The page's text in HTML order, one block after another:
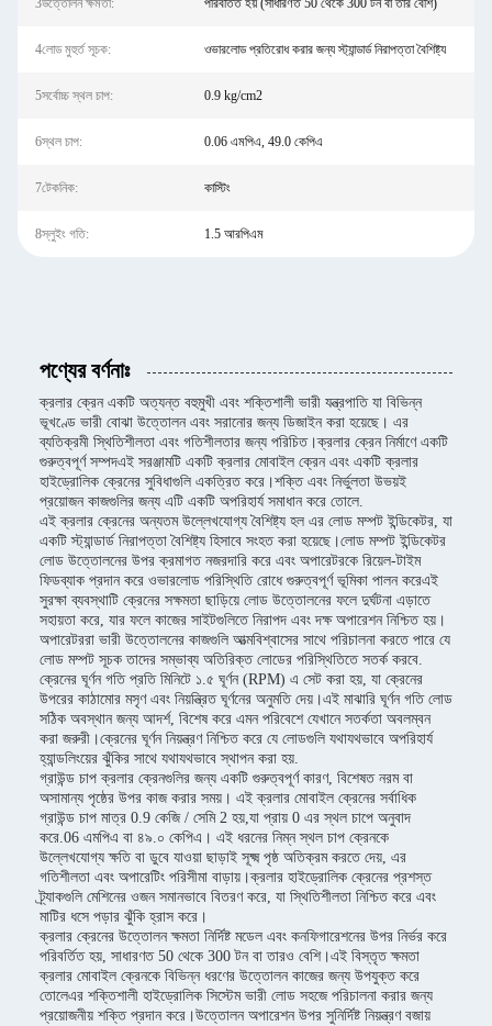
3উত্তোলন ক্ষমতা: পরিবর্তিত হয় (সাধারণত 50 থেকে 300 টন বা তার বেশি)
4লোড মুহুর্ত সূচক: ওভারলোড প্রতিরোধ করার জন্য স্ট্যান্ডার্ড নিরাপত্তা বৈশিষ্ট্য
5সর্বোচ্চ স্থল চাপ: 0.9 kg/cm2
6স্থল চাপ: 0.06 এমপিএ, 49.0 কেপিএ
7টেকনিক: কাস্টিং
8স্লুইং গতি: 1.5 আরপিএম
পণ্যের বর্ণনাঃ
ক্রলার ক্রেন একটি অত্যন্ত বহুমুখী এবং শক্তিশালী ভারী যন্ত্রপাতি যা বিভিন্ন
ভূখণ্ডে ভারী বোঝা উত্তোলন এবং সরানোর জন্য ডিজাইন করা হয়েছে। এর
ব্যতিক্রমী স্থিতিশীলতা এবং গতিশীলতার জন্য পরিচিত।ক্রলার ক্রেন নির্মাণে একটি
গুরুত্বপূর্ণ সম্পদএই সরঞ্জামটি একটি ক্রলার মোবাইল ক্রেন এবং একটি ক্রলার
হাইড্রোলিক ক্রেনের সুবিধাগুলি একত্রিত করে।শক্তি এবং নির্ভুলতা উভয়ই
প্রয়োজন কাজগুলির জন্য এটি একটি অপরিহার্য সমাধান করে তোলে.
এই ক্রলার ক্রেনের অন্যতম উল্লেখযোগ্য বৈশিষ্ট্য হল এর লোড মম্পট ইন্ডিকেটর, যা
একটি স্ট্যান্ডার্ড নিরাপত্তা বৈশিষ্ট্য হিসাবে সংহত করা হয়েছে।লোড মম্পট ইন্ডিকেটর
লোড উত্তোলনের উপর ক্রমাগত নজরদারি করে এবং অপারেটরকে রিয়েল-টাইম
ফিডব্যাক প্রদান করে ওভারলোড পরিস্থিতি রোধে গুরুত্বপূর্ণ ভূমিকা পালন করেএই
সুরক্ষা ব্যবস্থাটি ক্রেনের সক্ষমতা ছাড়িয়ে লোড উত্তোলনের ফলে দুর্ঘটনা এড়াতে
সহায়তা করে, যার ফলে কাজের সাইটগুলিতে নিরাপদ এবং দক্ষ অপারেশন নিশ্চিত হয়।
অপারেটররা ভারী উত্তোলনের কাজগুলি আত্মবিশ্বাসের সাথে পরিচালনা করতে পারে যে
লোড মম্পট সূচক তাদের সম্ভাব্য অতিরিক্ত লোডের পরিস্থিতিতে সতর্ক করবে.
ক্রেনের ঘূর্ণন গতি প্রতি মিনিটে ১.৫ ঘূর্ণন (RPM) এ সেট করা হয়, যা ক্রেনের
উপরের কাঠামোর মসৃণ এবং নিয়ন্ত্রিত ঘূর্ণনের অনুমতি দেয়।এই মাঝারি ঘূর্ণন গতি লোড
সঠিক অবস্থান জন্য আদর্শ, বিশেষ করে এমন পরিবেশে যেখানে সতর্কতা অবলম্বন
করা জরুরী।ক্রেনের ঘূর্ণন নিয়ন্ত্রণ নিশ্চিত করে যে লোডগুলি যথাযথভাবে অপরিহার্য
হ্যান্ডলিংয়ের ঝুঁকির সাথে যথাযথভাবে স্থাপন করা হয়.
গ্রাউন্ড চাপ ক্রলার ক্রেনগুলির জন্য একটি গুরুত্বপূর্ণ কারণ, বিশেষত নরম বা
অসামান্য পৃষ্ঠের উপর কাজ করার সময়। এই ক্রলার মোবাইল ক্রেনের সর্বাধিক
গ্রাউন্ড চাপ মাত্র 0.9 কেজি / সেমি 2 হয়,যা প্রায় 0 এর স্থল চাপে অনুবাদ
করে.06 এমপিএ বা ৪৯.০ কেপিএ। এই ধরনের নিম্ন স্থল চাপ ক্রেনকে
উল্লেখযোগ্য ক্ষতি বা ডুবে যাওয়া ছাড়াই সূক্ষ্ম পৃষ্ঠ অতিক্রম করতে দেয়, এর
গতিশীলতা এবং অপারেটিং পরিসীমা বাড়ায়।ক্রলার হাইড্রোলিক ক্রেনের প্রশস্ত
ট্র্যাকগুলি মেশিনের ওজন সমানভাবে বিতরণ করে, যা স্থিতিশীলতা নিশ্চিত করে এবং
মাটির ধসে পড়ার ঝুঁকি হ্রাস করে।
ক্রলার ক্রেনের উত্তোলন ক্ষমতা নির্দিষ্ট মডেল এবং কনফিগারেশনের উপর নির্ভর করে
পরিবর্তিত হয়, সাধারণত 50 থেকে 300 টন বা তারও বেশি।এই বিস্তৃত ক্ষমতা
ক্রলার মোবাইল ক্রেনকে বিভিন্ন ধরণের উত্তোলন কাজের জন্য উপযুক্ত করে
তোলেএর শক্তিশালী হাইড্রোলিক সিস্টেম ভারী লোড সহজে পরিচালনা করার জন্য
প্রয়োজনীয় শক্তি প্রদান করে।উত্তোলন অপারেশন উপর সুনির্দিষ্ট নিয়ন্ত্রণ বজায়